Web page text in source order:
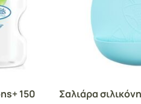
150
Σαλιάρα